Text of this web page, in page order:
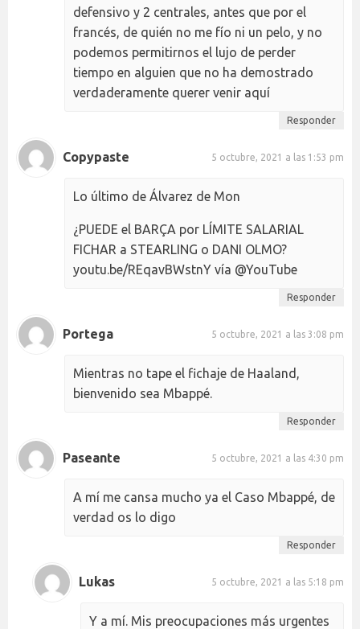
defensivo y 2 centrales, antes que por el
francés, de quién no me fío ni un pelo, y no
podemos permitirnos el lujo de perder
tiempo en alguien que no ha demostrado
verdaderamente querer venir aquí
Responder
Copypaste 5 octubre, 2021 a las 1:53 pm
Lo último de Álvarez de Mon
¿PUEDE el BARÇA por LÍMITE SALARIAL
FICHAR a STEARLING o DANI OLMO?
youtu.be/REqavBWstnY vía @YouTube
Responder
Portega 5 octubre, 2021 a las 3:08 pm
Mientras no tape el fichaje de Haaland,
bienvenido sea Mbappé.
Responder
Paseante 5 octubre, 2021 a las 4:30 pm
A mí me cansa mucho ya el Caso Mbappé, de
verdad os lo digo
Responder
Lukas 5 octubre, 2021 a las 5:18 pm
Y a mí. Mis preocupaciones más urgentes